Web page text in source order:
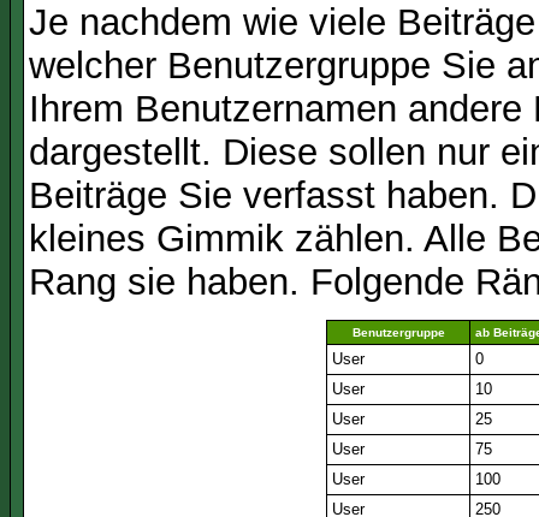
Je nachdem wie viele
welcher Benutzergruppe Sie
Ihrem Benutzernamen
dargestellt. Diese sollen nur
Beiträge Sie verfasst haben.
kleines Gimmik zählen. Alle
Rang sie haben. Folgende
Benutzergruppe ab
User
0
User
10
User
25
User
75
User
100
User
250